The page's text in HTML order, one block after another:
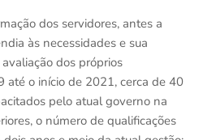
dos servidores, antes a
às necessidades e sua
dos próprios
até o início de 2021, cerca de 40
pelo atual governo na
o número de qualificações